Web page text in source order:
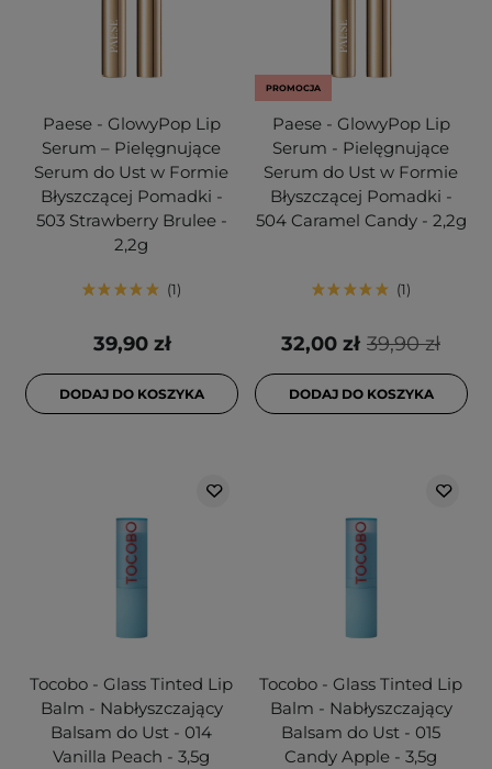
Paese - GlowyPop Lip
Serum – Pielęgnujące
Serum do Ust w Formie
Błyszczącej Pomadki -
503 Strawberry Brulee -
2,2g
1
39,90 zł
DODAJ DO KOSZYKA
PROMOCJA
Paese - GlowyPop Lip
Serum - Pielęgnujące
Serum do Ust w Formie
Błyszczącej Pomadki -
504 Caramel Candy - 2,2g
1
39,90 zł
32,00 zł
DODAJ DO KOSZYKA
Tocobo - Glass Tinted Lip
Balm - Nabłyszczający
Balsam do Ust - 014
Vanilla Peach - 3,5g
Tocobo - Glass Tinted Lip
Balm - Nabłyszczający
Balsam do Ust - 015
Candy Apple - 3,5g